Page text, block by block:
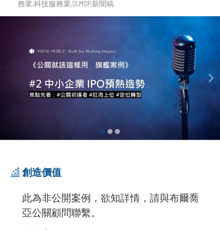
務業 科技服務業 SI MSP新聞稿
創造價值
此為非公開案例，欲知詳情，請與布爾喬
亞公關顧問聯繫。